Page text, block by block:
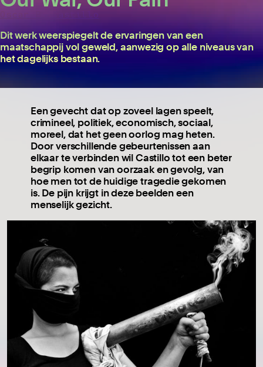
Dit werk weerspiegelt de ervaringen van een
maatschappij vol geweld, aanwezig op alle niveaus van
het dagelijks bestaan.
Een gevecht dat op zoveel lagen speelt,
crimineel, politiek, economisch, sociaal,
moreel, dat het geen oorlog mag heten.
Door verschillende gebeurtenissen aan
elkaar te verbinden wil Castillo tot een beter
begrip komen van oorzaak en gevolg, van
hoe men tot de huidige tragedie gekomen
is. De pijn krijgt in deze beelden een
menselijk gezicht.